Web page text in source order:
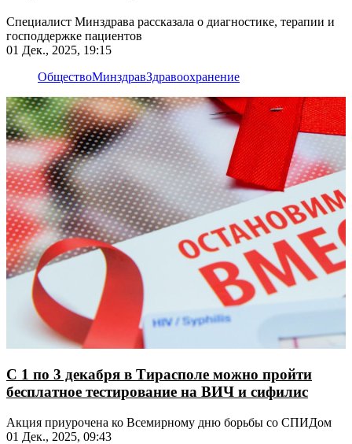
Специалист Минздрава рассказала о диагностике, терапии и
господдержке пациентов
01 Дек., 2025, 19:15
ОбществоМинздравЗдравоохранение
С 1 по 3 декабря в Тирасполе можно пройти
бесплатное тестирование на ВИЧ и сифилис
Акция приурочена ко Всемирному дню борьбы со СПИДом
01 Дек., 2025, 09:43